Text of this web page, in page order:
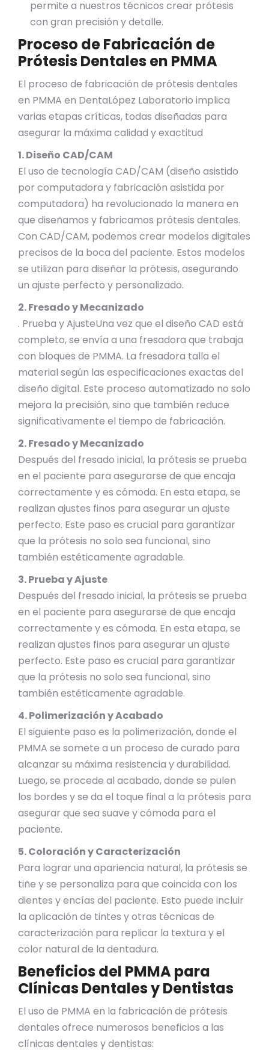
permite a nuestros técnicos crear prótesis
con gran precisión y detalle.
Proceso de Fabricación de
Prótesis Dentales en PMMA
El proceso de fabricación de prótesis dentales
en PMMA en DentaLópez Laboratorio implica
varias etapas críticas, todas diseñadas para
asegurar la máxima calidad y exactitud
1. Diseño CAD/CAM
El uso de tecnología CAD/CAM (diseño asistido
por computadora y fabricación asistida por
computadora) ha revolucionado la manera en
que diseñamos y fabricamos prótesis dentales.
Con CAD/CAM, podemos crear modelos digitales
precisos de la boca del paciente. Estos modelos
se utilizan para diseñar la prótesis, asegurando
un ajuste perfecto y personalizado.
2. Fresado y Mecanizado
. Prueba y AjusteUna vez que el diseño CAD está
completo, se envía a una fresadora que trabaja
con bloques de PMMA. La fresadora talla el
material según las especificaciones exactas del
diseño digital. Este proceso automatizado no solo
mejora la precisión, sino que también reduce
significativamente el tiempo de fabricación.
2. Fresado y Mecanizado
Después del fresado inicial, la prótesis se prueba
en el paciente para asegurarse de que encaja
correctamente y es cómoda. En esta etapa, se
realizan ajustes finos para asegurar un ajuste
perfecto. Este paso es crucial para garantizar
que la prótesis no solo sea funcional, sino
también estéticamente agradable.
3. Prueba y Ajuste
Después del fresado inicial, la prótesis se prueba
en el paciente para asegurarse de que encaja
correctamente y es cómoda. En esta etapa, se
realizan ajustes finos para asegurar un ajuste
perfecto. Este paso es crucial para garantizar
que la prótesis no solo sea funcional, sino
también estéticamente agradable.
4. Polimerización y Acabado
El siguiente paso es la polimerización, donde el
PMMA se somete a un proceso de curado para
alcanzar su máxima resistencia y durabilidad.
Luego, se procede al acabado, donde se pulen
los bordes y se da el toque final a la prótesis para
asegurar que sea suave y cómoda para el
paciente.
5. Coloración y Caracterización
Para lograr una apariencia natural, la prótesis se
tiñe y se personaliza para que coincida con los
dientes y encías del paciente. Esto puede incluir
la aplicación de tintes y otras técnicas de
caracterización para replicar la textura y el
color natural de la dentadura.
Beneficios del PMMA para
Clínicas Dentales y Dentistas
El uso de PMMA en la fabricación de prótesis
dentales ofrece numerosos beneficios a las
clínicas dentales y dentistas: